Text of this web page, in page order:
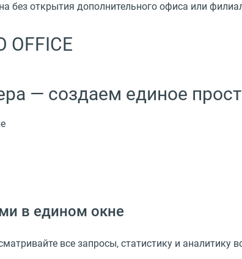
без открытия дополнительного офиса или
OFFICE
— создаем единое
в едином окне
все запросы, статистику и